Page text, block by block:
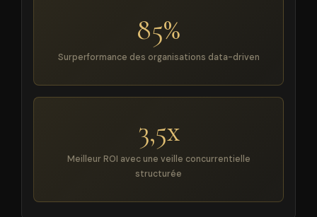
85%
Surperformance des organisations data-driven
3,5x
Meilleur ROI avec une veille concurrentielle
structurée